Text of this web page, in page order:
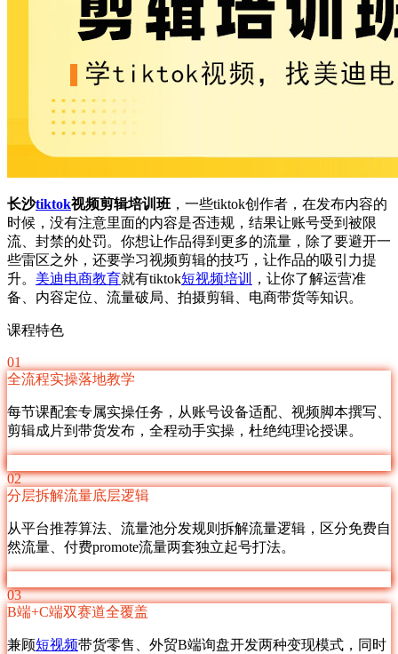
长沙tiktok视频剪辑培训班 ，一些tiktok创作者，在发布内容的
时候，没有注意里面的内容是否违规，结果让账号受到被限
流、封禁的处罚。你想让作品得到更多的流量，除了要避开一
些雷区之外，还要学习视频剪辑的技巧，让作品的吸引力提
升。 美迪电商教育就有tiktok短视频培训
，让你了解运营准
备、内容定位、流量破局、拍摄剪辑、电商带货等知识。
课程特色
01
全流程实操落地教学
每节课配套专属实操任务，从账号设备适配、视频脚本撰写、
剪辑成片到带货发布，全程动手实操，杜绝纯理论授课。
02
分层拆解流量底层逻辑
从平台推荐算法、流量池分发规则拆解流量逻辑，区分免费自
然流量、付费promote流量两套独立起号打法。
03
B端+C端双赛道全覆盖
兼顾短视频带货零售、外贸B端询盘开发两种变现模式，同时